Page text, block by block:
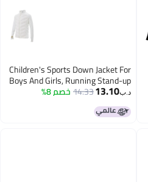
Children's Sports Down Jacket For
Boys And Girls, Running Stand-up
Collar, Lightweight, Warm, Slim-fit
Coat, Outdoor Cycling, Windproof
د.ب‏13.10
14.33خصم 8%